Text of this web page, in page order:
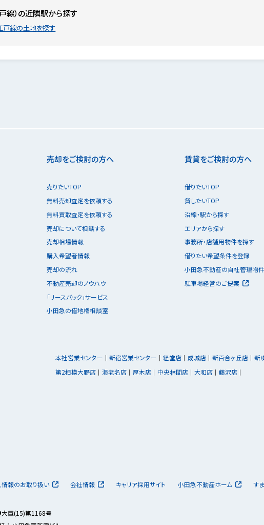
線）の近隣駅から探す
戸線の土地を探す
売却をご検討の方へ
売りたいTOP
無料売却査定を依頼する
無料買取査定を依頼する
売却について相談する
売却相場情報
購入希望者情報
売却の流れ
不動産売却のノウハウ
「リースバック」サービス
小田急の借地権相談室
賃貸をご検討の方へ
借りたいTOP
貸したいTOP
沿線・駅から探す
エリアから探す
事務所・店舗用物件を探す
借りたい希望条件を登録
小田急不動産の自社管理物件
駐車場経営のご提案
本社営業センター 新宿営業センター 経堂店 成城店 新百合ヶ丘店 新
第2相模大野店
海老名店 厚木店 中央林間店 大和店 藤沢店
報のお取り扱い 会社情報 キャリア採用サイト 小田急不動産ホーム す
臣(15)第1168号